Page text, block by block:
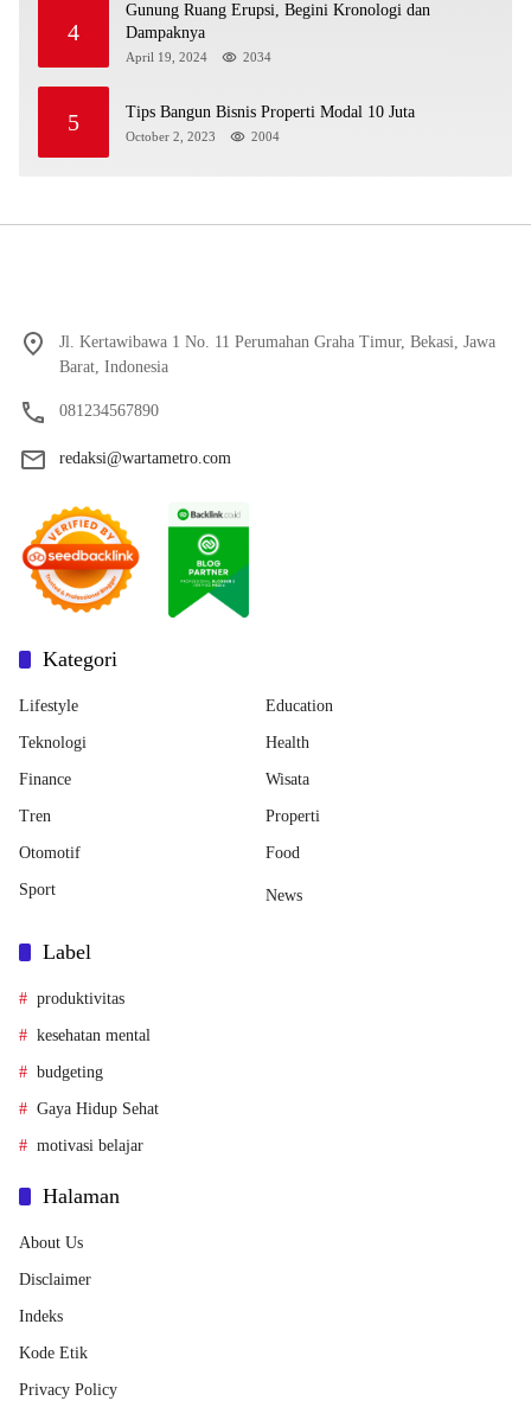
4
Gunung Ruang Erupsi, Begini Kronologi dan
Dampaknya
April 19, 2024 2034
5 Tips Bangun Bisnis Properti Modal 10 Juta
October 2, 2023 2004
Jl. Kertawibawa 1 No. 11 Perumahan Graha Timur, Bekasi, Jawa
Barat, Indonesia
081234567890
redaksi@wartametro.com
Kategori
Lifestyle Education
Teknologi Health
Finance Wisata
Tren Properti
Otomotif Food
Sport News
Label
produktivitas
kesehatan mental
budgeting
Gaya Hidup Sehat
motivasi belajar
Halaman
About Us
Disclaimer
Indeks
Kode Etik
Privacy Policy